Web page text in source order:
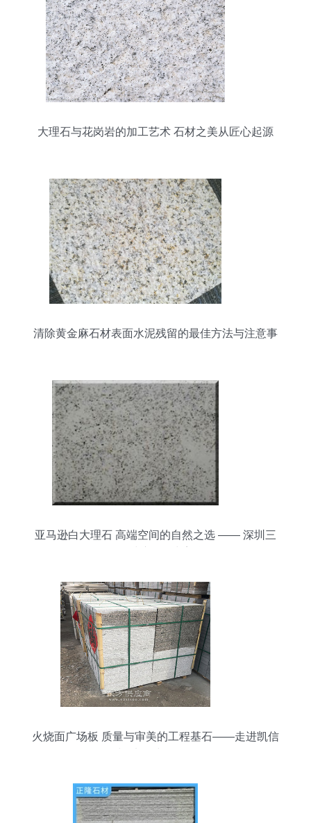
大理石与花岗岩的加工艺术 石材之美从匠心起源
清除黄金麻石材表面水泥残留的最佳方法与注意事
亚马逊白大理石 高端空间的自然之选 —— 深圳三
火烧面广场板 质量与审美的工程基石——走进凯信